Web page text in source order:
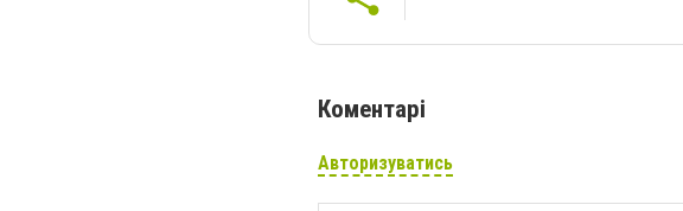
Коментарі
Авторизуватись